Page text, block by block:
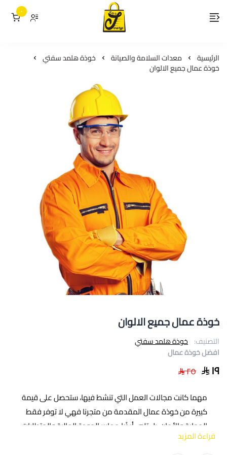
لمسات جوري
٠
الرئيسية معدات السلامة والصيانة خوذة هلمد سفتي
خوذة عمال جميع الالوان
خوذة عمال جميع الالوان
التصنيف: خوذة هلمد سفتي
افضل خوذة عمال
١٩ ٢٥
مهما كانت مجالات العمل التي تنشط فيها، ستحصل على قيمة
كبيرة من خوذة عمال المقدمة من متجرنا فهي لا توفر فقط
الحماية والأمان، بل تلبي أيضًا معايير الجودة العالية والمتطلبات
الصناعية احرص على الاستثمار في هذه الخوذة العمالية لتضمن
قراءة المزيد